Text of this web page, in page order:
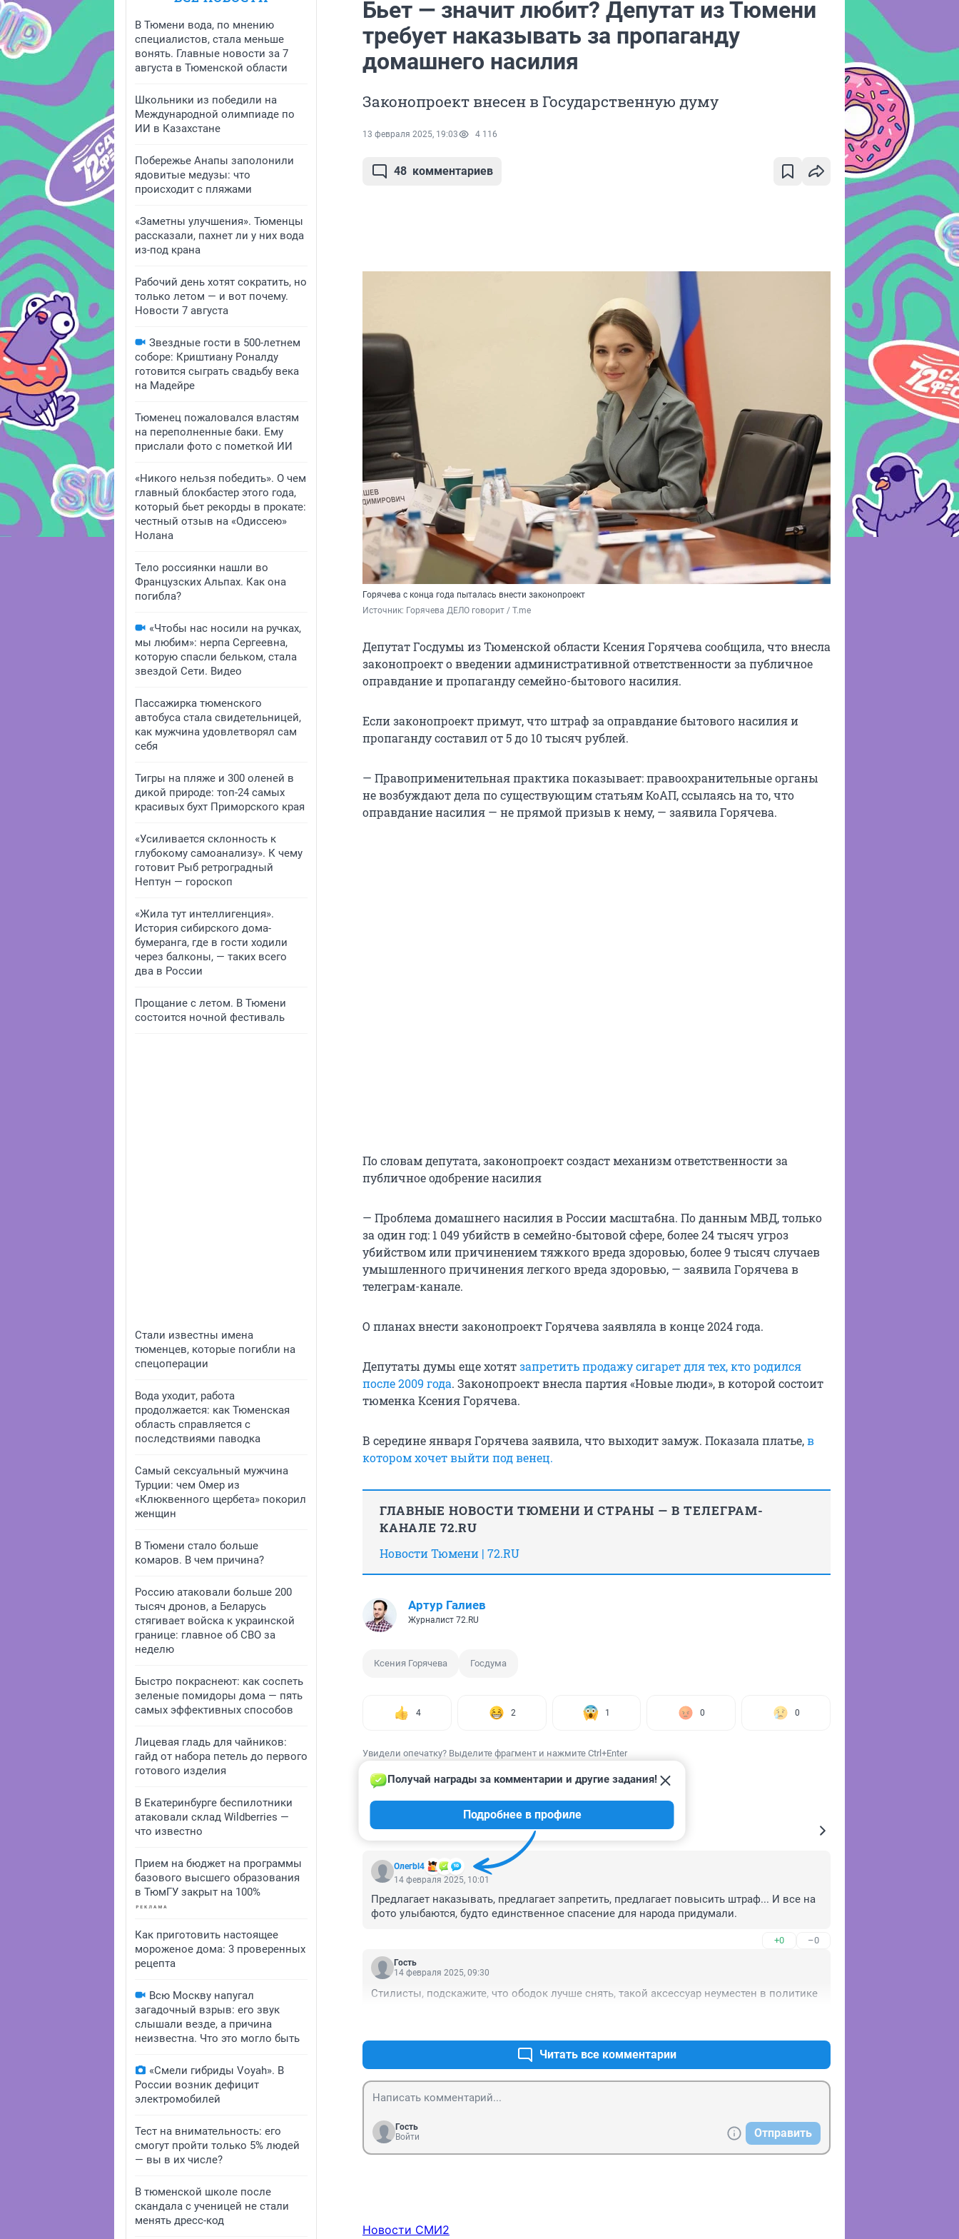
В Тюмени вода, по мнению
специалистов, стала меньше
вонять. Главные новости за 7
августа в Тюменской области
Школьники из победили на
Международной олимпиаде по
ИИ в Казахстане
Побережье Анапы заполонили
ядовитые медузы: что
происходит с пляжами
«Заметны улучшения». Тюменцы
рассказали, пахнет ли у них вода
из-под крана
Рабочий день хотят сократить, но
только летом — и вот почему.
Новости 7 августа
Звездные гости в 500-летнем
соборе: Криштиану Роналду
готовится сыграть свадьбу века
на Мадейре
Тюменец пожаловался властям
на переполненные баки. Ему
прислали фото с пометкой ИИ
«Никого нельзя победить». О чем
главный блокбастер этого года,
который бьет рекорды в прокате:
честный отзыв на «Одиссею»
Нолана
Тело россиянки нашли во
Французских Альпах. Как она
погибла?
«Чтобы нас носили на ручках,
мы любим»: нерпа Сергеевна,
которую спасли бельком, стала
звездой Сети. Видео
Пассажирка тюменского
автобуса стала свидетельницей,
как мужчина удовлетворял сам
себя
Тигры на пляже и 300 оленей в
дикой природе: топ-24 самых
красивых бухт Приморского края
«Усиливается склонность к
глубокому самоанализу». К чему
готовит Рыб ретроградный
Нептун — гороскоп
«Жила тут интеллигенция».
История сибирского дома-
бумеранга, где в гости ходили
через балконы, — таких всего
два в России
Прощание с летом. В Тюмени
состоится ночной фестиваль
Стали известны имена
тюменцев, которые погибли на
спецоперации
Вода уходит, работа
продолжается: как Тюменская
область справляется с
последствиями паводка
Самый сексуальный мужчина
Турции: чем Омер из
«Клюквенного щербета» покорил
женщин
В Тюмени стало больше
комаров. В чем причина?
Россию атаковали больше 200
тысяч дронов, а Беларусь
стягивает войска к украинской
границе: главное об СВО за
неделю
Быстро покраснеют: как соспеть
зеленые помидоры дома — пять
самых эффективных способов
Лицевая гладь для чайников:
гайд от набора петель до первого
готового изделия
В Екатеринбурге беспилотники
атаковали склад Wildberries —
что известно
Прием на бюджет на программы
базового высшего образования
в ТюмГУ закрыт на 100%
Как приготовить настоящее
мороженое дома: 3 проверенных
рецепта
Всю Москву напугал
загадочный взрыв: его звук
слышали везде, а причина
неизвестна. Что это могло быть
«Смели гибриды Voyah». В
России возник дефицит
электромобилей
Тест на внимательность: его
смогут пройти только 5% людей
— вы в их числе?
В тюменской школе после
скандала с ученицей не стали
менять дресс-код
Бьет — значит любит? Депутат из Тюмени
требует наказывать за пропаганду
домашнего насилия
Законопроект внесен в Государственную думу
13 февраля 2025, 19:03 4 116
48 комментариев
Горячева с конца года пыталась внести законопроект
Источник: Горячева ДЕЛО говорит / T.me
Депутат Госдумы из Тюменской области Ксения Горячева сообщила, что внесла
законопроект о введении административной ответственности за публичное
оправдание и пропаганду семейно-бытового насилия.
Если законопроект примут, что штраф за оправдание бытового насилия и
пропаганду составил от 5 до 10 тысяч рублей.
— Правоприменительная практика показывает: правоохранительные органы
не возбуждают дела по существующим статьям КоАП, ссылаясь на то, что
оправдание насилия — не прямой призыв к нему, — заявила Горячева.
По словам депутата, законопроект создаст механизм ответственности за
публичное одобрение насилия
— Проблема домашнего насилия в России масштабна. По данным МВД, только
за один год: 1 049 убийств в семейно-бытовой сфере, более 24 тысяч угроз
убийством или причинением тяжкого вреда здоровью, более 9 тысяч случаев
умышленного причинения легкого вреда здоровью, — заявила Горячева в
телеграм-канале.
О планах внести законопроект Горячева заявляла в конце 2024 года.
Депутаты думы еще хотятзапретить продажу сигарет для тех, кто родился
после 2009 года. Законопроект внесла партия «Новые люди», в которой состоит
тюменка Ксения Горячева.
В середине января Горячева заявила, что выходит замуж. Показала платье,в
котором хочет выйти под венец.
ГЛАВНЫЕ НОВОСТИ ТЮМЕНИ И СТРАНЫ — В ТЕЛЕГРАМ-
КАНАЛЕ 72.RU
Новости Тюмени | 72.RU
Артур Галиев
Журналист 72.RU
Ксения Горячева Госдума
4 2 1 0 0
Увидели опечатку? Выделите фрагмент и нажмите Ctrl+Enter
КОММЕНТАРИИ 48
Олегbl4
Получай награды за комментарии и другие задания!
Подробнее в профиле
14 февраля 2025, 10:01
Предлагает наказывать, предлагает запретить, предлагает повысить штраф... И все на
фото улыбаются, будто единственное спасение для народа придумали.
+0 –0
Гость
14 февраля 2025, 09:30
Стилисты, подскажите, что ободок лучше снять, такой аксессуар неуместен в политике
Читать все комментарии
Гость
Войти
Отправить
Новости СМИ2